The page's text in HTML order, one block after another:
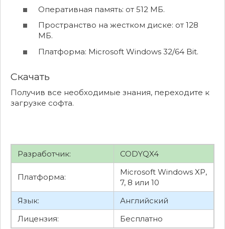
Оперативная память: от 512 МБ.
Пространство на жестком диске: от 128
МБ.
Платформа: Microsoft Windows 32/64 Bit.
Скачать
Получив все необходимые знания, переходите к
загрузке софта.
Разработчик: CODYQX4
Платформа:
Microsoft Windows XP,
7, 8 или 10
Язык:
Английский
Лицензия:
Бесплатно